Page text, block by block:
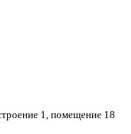
1, помещение 18